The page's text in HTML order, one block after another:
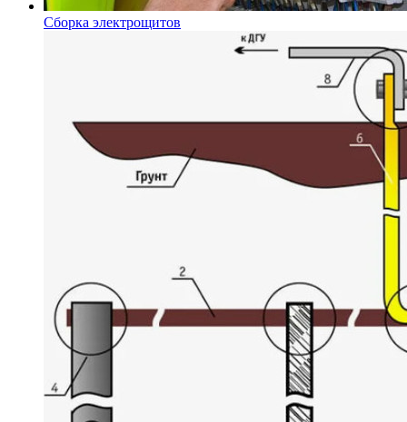
Сборка электрощитов